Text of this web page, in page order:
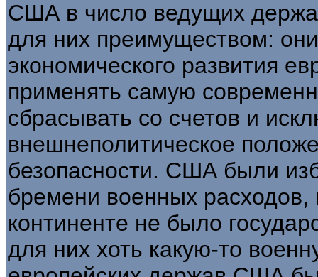
США в число ведущих
для них преимуществом:
экономического развития
применять самую
сбрасывать со счетов и
внешнеполитическое
безопасности. США были
бремени военных расходов,
континенте не было
для них хоть какую-то